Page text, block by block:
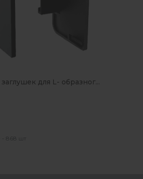
для L- образног...
- 868 шт